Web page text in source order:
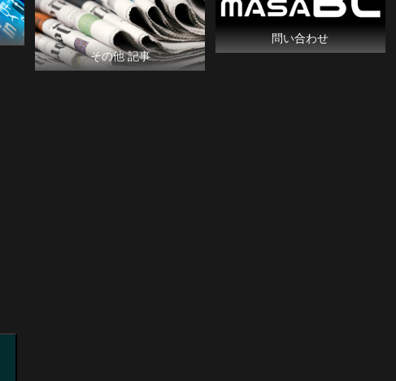
その他 記事
問い合わせ